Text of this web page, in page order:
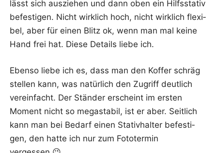
lässt sich aus­zie­hen und dann oben ein Hilfs­sta­tiv
befes­ti­gen. Nicht wirk­lich hoch, nicht wirk­lich fle­xi­
bel, aber für einen Blitz ok, wenn man mal kei­ne
Hand frei hat. Die­se Details lie­be ich.
Eben­so lie­be ich es, dass man den Kof­fer schräg
stel­len kann, was natür­lich den Zugriff deut­lich
ver­ein­facht. Der Stän­der erscheint im ers­ten
Moment nicht so mega­sta­bil, ist er aber. Seit­lich
kann man bei Bedarf einen Sta­tiv­hal­ter befes­ti­
gen, den hat­te ich nur zum Foto­ter­min